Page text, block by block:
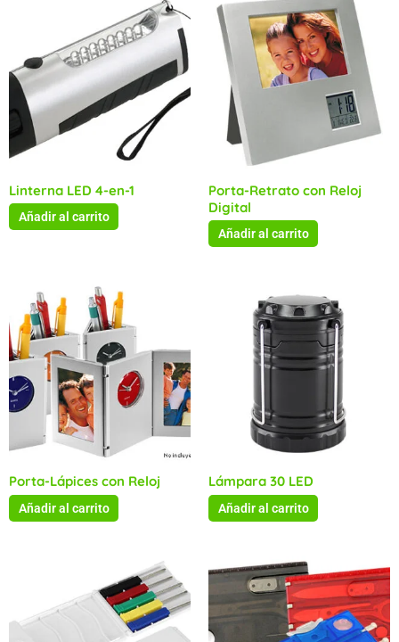
Linterna LED 4-en-1
Añadir al carrito
Porta-Retrato con Reloj
Digital
Añadir al carrito
Porta-Lápices con Reloj
Añadir al carrito
Lámpara 30 LED
Añadir al carrito